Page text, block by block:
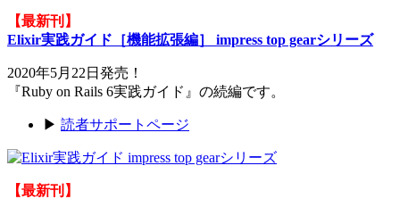
【最新刊】
Elixir実践ガイド［機能拡張編］ impress top gearシリーズ
2020年5月22日発売！
『Ruby on Rails 6実践ガイド』の続編です。
▶ 読者サポートページ
【最新刊】